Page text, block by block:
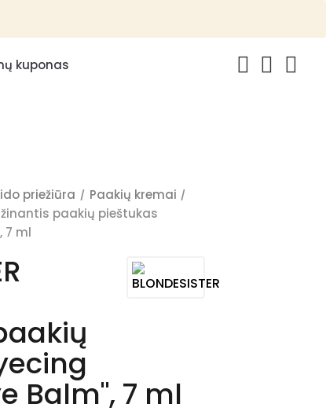
kuponas
priežiūra
Paakių kremai
paakių pieštukas
7 ml
Balm", 7 ml